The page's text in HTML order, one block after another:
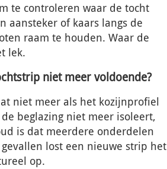
te controleren waar de tocht
aansteker of kaars langs de
raam te houden. Waar de
lek.
niet meer voldoende?
niet meer als het kozijnprofiel
beglazing niet meer isoleert,
is dat meerdere onderdelen
lost een nieuwe strip het
op.